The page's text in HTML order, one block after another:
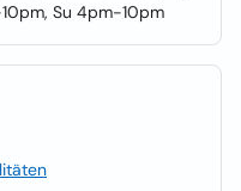
Su 4pm-10pm